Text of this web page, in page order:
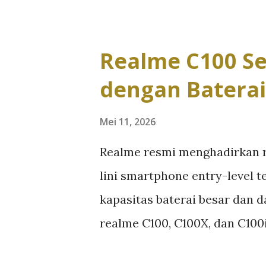
elemen-elemen desktop
digantikan dengan tampilan
terakhir dimainkan, serta
bukan sekadar kosmetik,
saat berpindah dari kerja ke
mengungkap masalah lama
ini, Windows dikenal
untuk pengalaman plug-
Realme C100
dengan
Mei 11, 2026
Realme resmi menghadirkan
lini smartphone entry-level
kapasitas baterai besar dan
realme C100, C100X, dan